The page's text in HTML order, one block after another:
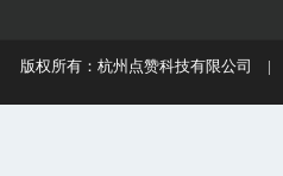
版权所有：杭州点赞科技有限公司